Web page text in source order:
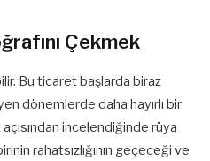
Çekmek
Bu ticaret başlarda biraz
dönemlerde daha hayırlı bir
açısından incelendiğinde rüya
rahatsızlığının geçeceği ve